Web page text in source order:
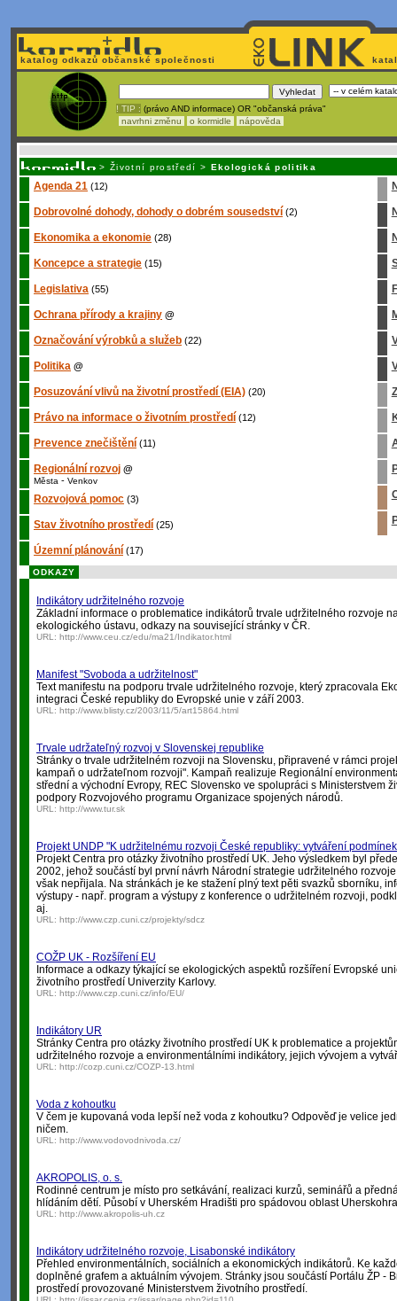
katalog odkazů občanské společnosti
! TIP : (právo AND informace) OR "občanská práva"
navrhni změnu
o kormidle nápověda
> Životní prostředí > Ekologická politika
Agenda 21 (12)
Dobrovolné dohody, dohody o dobrém sousedství (2)
Ekonomika a ekonomie (28)
Koncepce a strategie (15)
Legislativa (55)
Ochrana přírody a krajiny @
Označování výrobků a služeb (22)
Politika @
Posuzování vlivů na životní prostředí (EIA) (20)
Právo na informace o životním prostředí (12)
Prevence znečištění (11)
Regionální rozvoj @
Města - Venkov
Rozvojová pomoc (3)
Stav životního prostředí (25)
Územní plánování (17)
ODKAZY
Indikátory udržitelného rozvoje
Základní informace o problematice indikátorů trvale udržitelného rozvoje
ekologického ústavu, odkazy na související stránky v ČR.
URL: http://www.ceu.cz/edu/ma21/Indikator.html
Manifest "Svoboda a udržitelnost"
Text manifestu na podporu trvale udržitelného rozvoje, který zpracovala
integraci České republiky do Evropské unie v září 2003.
URL: http://www.blisty.cz/2003/11/5/art15864.html
Trvale udržateľný rozvoj v Slovenskej republike
Stránky o trvale udržitelném rozvoji na Slovensku, připravené v rámci
kampaň o udržateľnom rozvoji". Kampaň realizuje Regionální
střední a východní Evropy, REC Slovensko ve spolupráci s Ministerstvem
podpory Rozvojového programu Organizace spojených národů.
URL: http://www.tur.sk
Projekt UNDP "K udržitelnému rozvoji České republiky: vytváření
Projekt Centra pro otázky životního prostředí UK. Jeho výsledkem byl
2002, jehož součástí byl první návrh Národní strategie udržitelného
však nepřijala. Na stránkách je ke stažení plný text pěti svazků sborníku,
výstupy - např. program a výstupy z konference o udržitelném rozvoji,
aj.
URL: http://www.czp.cuni.cz/projekty/sdcz
COŽP UK - Rozšíření EU
Informace a odkazy týkající se ekologických aspektů rozšíření Evropské
životního prostředí Univerzity Karlovy.
URL: http://www.czp.cuni.cz/info/EU/
Indikátory UR
Stránky Centra pro otázky životního prostředí UK k problematice a
udržitelného rozvoje a environmentálními indikátory, jejich vývojem a
URL: http://cozp.cuni.cz/COZP-13.html
Voda z kohoutku
V čem je kupovaná voda lepší než voda z kohoutku? Odpověď je velice
ničem.
URL: http://www.vodovodnivoda.cz/
AKROPOLIS, o. s.
Rodinné centrum je místo pro setkávání, realizaci kurzů, seminářů a
hlídáním dětí. Působí v Uherském Hradišti pro spádovou oblast
URL: http://www.akropolis-uh.cz
Indikátory udržitelného rozvoje, Lisabonské indikátory
Přehled environmentálních, sociálních a ekonomických indikátorů. Ke
doplněné grafem a aktuálním vývojem. Stránky jsou součástí Portálu ŽP -
prostředí provozované Ministerstvem životního prostředí.